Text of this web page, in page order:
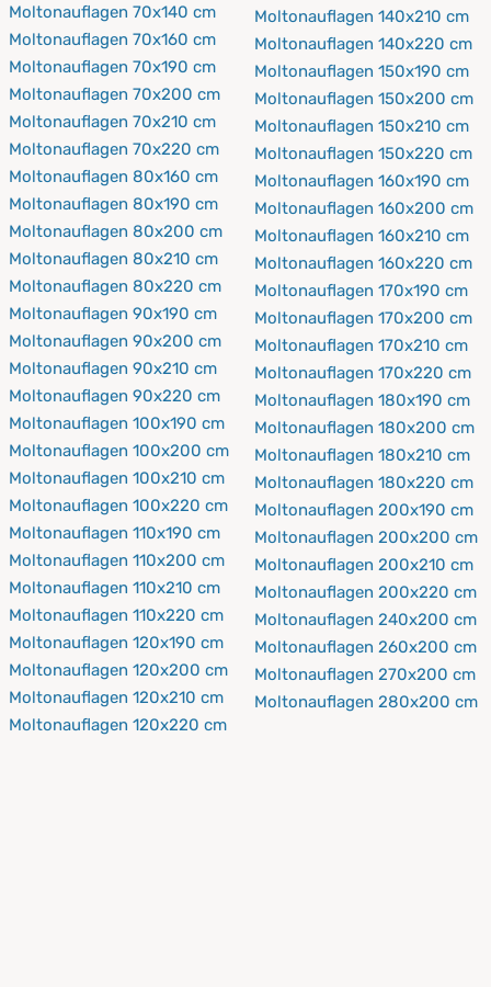
Moltonauflagen 70x140 cm
Moltonauflagen 70x160 cm
Moltonauflagen 70x190 cm
Moltonauflagen 70x200 cm
Moltonauflagen 70x210 cm
Moltonauflagen 70x220 cm
Moltonauflagen 80x160 cm
Moltonauflagen 80x190 cm
Moltonauflagen 80x200 cm
Moltonauflagen 80x210 cm
Moltonauflagen 80x220 cm
Moltonauflagen 90x190 cm
Moltonauflagen 90x200 cm
Moltonauflagen 90x210 cm
Moltonauflagen 90x220 cm
Moltonauflagen 100x190 cm
Moltonauflagen 100x200 cm
Moltonauflagen 100x210 cm
Moltonauflagen 100x220 cm
Moltonauflagen 110x190 cm
Moltonauflagen 110x200 cm
Moltonauflagen 110x210 cm
Moltonauflagen 110x220 cm
Moltonauflagen 120x190 cm
Moltonauflagen 120x200 cm
Moltonauflagen 120x210 cm
Moltonauflagen 120x220 cm
Moltonauflagen 140x210 cm
Moltonauflagen 140x220 cm
Moltonauflagen 150x190 cm
Moltonauflagen 150x200 cm
Moltonauflagen 150x210 cm
Moltonauflagen 150x220 cm
Moltonauflagen 160x190 cm
Moltonauflagen 160x200 cm
Moltonauflagen 160x210 cm
Moltonauflagen 160x220 cm
Moltonauflagen 170x190 cm
Moltonauflagen 170x200 cm
Moltonauflagen 170x210 cm
Moltonauflagen 170x220 cm
Moltonauflagen 180x190 cm
Moltonauflagen 180x200 cm
Moltonauflagen 180x210 cm
Moltonauflagen 180x220 cm
Moltonauflagen 200x190 cm
Moltonauflagen 200x200 cm
Moltonauflagen 200x210 cm
Moltonauflagen 200x220 cm
Moltonauflagen 240x200 cm
Moltonauflagen 260x200 cm
Moltonauflagen 270x200 cm
Moltonauflagen 280x200 cm